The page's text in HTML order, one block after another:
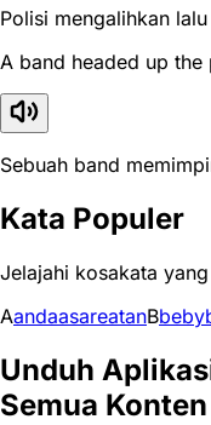
Polisi mengalihkan
A band headed up the
Sebuah band
Kata Populer
Jelajahi kosakata
AandaasareatanBbeby
Unduh
Semua Konten